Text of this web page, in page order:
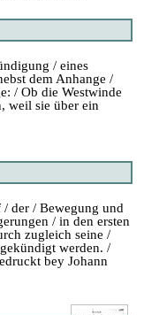
/ eines
dem Anhange /
/ Ob die Westwinde
weil sie über ein
der / Bewegung und
/ in den ersten
zugleich seine /
werden. /
bey Johann